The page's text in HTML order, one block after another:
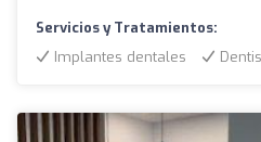
Servicios y Tratamientos:
Implantes dentales